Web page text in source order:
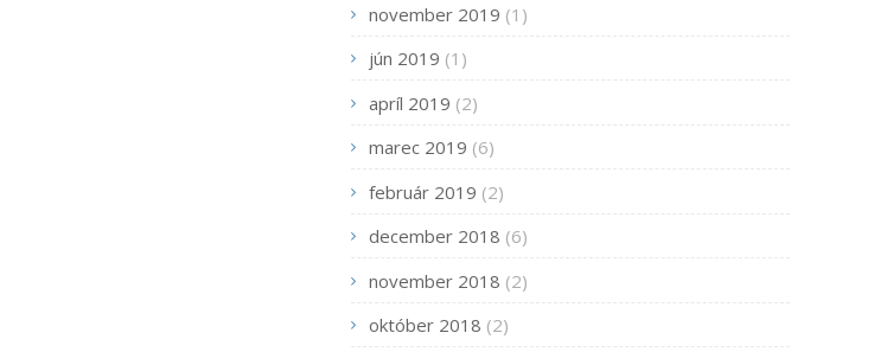
november 2019 (1)
jún 2019 (1)
apríl 2019 (2)
marec 2019 (6)
február 2019 (2)
december 2018 (6)
november 2018 (2)
október 2018 (2)